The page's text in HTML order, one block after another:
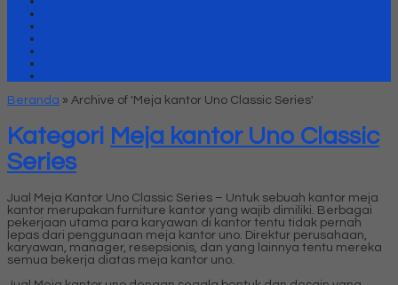
Beranda » Archive of 'Meja kantor Uno Classic Series'
Kategori Meja kantor Uno Classic
Series
Jual Meja Kantor Uno Classic Series – Untuk sebuah kantor meja
kantor merupakan furniture kantor yang wajib dimiliki. Berbagai
pekerjaan utama para karyawan di kantor tentu tidak pernah
lepas dari penggunaan meja kantor uno. Direktur perusahaan,
karyawan, manager, resepsionis, dan yang lainnya tentu mereka
semua bekerja diatas meja kantor uno.